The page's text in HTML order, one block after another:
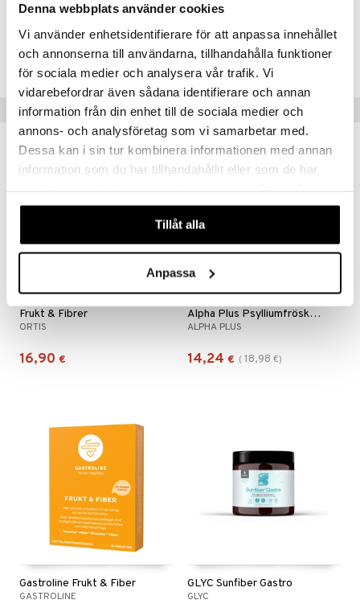
Denna webbplats använder cookies
Vi använder enhetsidentifierare för att anpassa innehållet
och annonserna till användarna, tillhandahålla funktioner
för sociala medier och analysera vår trafik. Vi
vidarebefordrar även sådana identifierare och annan
information från din enhet till de sociala medier och
annons- och analysföretag som vi samarbetar med.
Dessa kan i sin tur kombinera informationen med annan
information som du har tillhandahållit eller som de har
våra cookies vid fortsatt användande av vår webbplats.
Tillåt alla
Anpassa
Tuotenumero
HREG4-NN-180
Suositut tuotteet
Frukt & Fibrer
ORTIS
16,90 €
Alpha Plus Psylliumfröskal EKO
ALPHA PLUS
14,24 € ( 18,98 €)
kampanja -25%
Gastroline Frukt & Fiber
GASTROLINE
GLYC Sunfiber Gastro
GLYC